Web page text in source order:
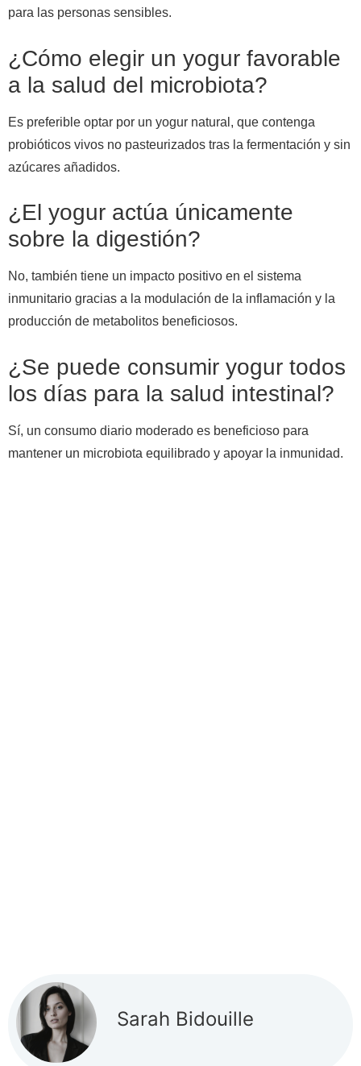
para las personas sensibles.
¿Cómo elegir un yogur favorable
a la salud del microbiota?
Es preferible optar por un yogur natural, que contenga
probióticos vivos no pasteurizados tras la fermentación y sin
azúcares añadidos.
¿El yogur actúa únicamente
sobre la digestión?
No, también tiene un impacto positivo en el sistema
inmunitario gracias a la modulación de la inflamación y la
producción de metabolitos beneficiosos.
¿Se puede consumir yogur todos
los días para la salud intestinal?
Sí, un consumo diario moderado es beneficioso para
mantener un microbiota equilibrado y apoyar la inmunidad.
Sarah Bidouille